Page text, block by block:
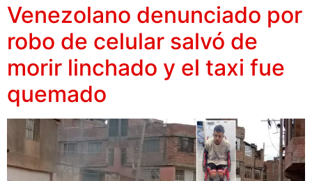
Venezolano denunciado por
robo de celular salvó de
morir linchado y el taxi fue
quemado